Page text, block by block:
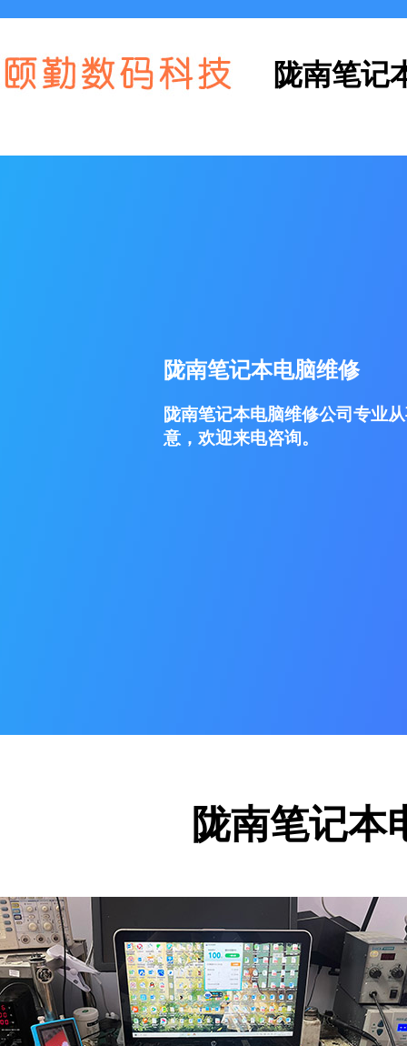
陇南笔记
陇南笔记本电脑维修
陇南笔记本电脑维修公司专业
意，欢迎来电咨询。
陇南笔记本